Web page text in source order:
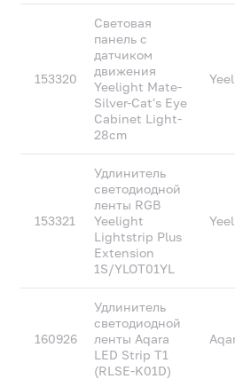
153320
Световая
панель с
датчиком
движения
Yeelight Mate-
Silver-Cat's Eye
Cabinet Light-
28cm
153321
Удлинитель
светодиодной
ленты RGB
Yeelight
Lightstrip Plus
Extension
1S/YLOT01YL
160926
Удлинитель
светодиодной
ленты Aqara
LED Strip T1
(RLSE-K01D)